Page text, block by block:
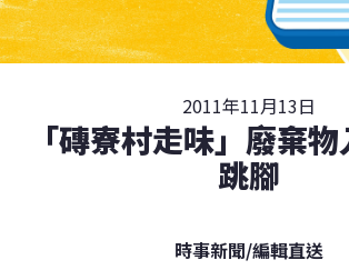
2011年11月13日
「磚寮村走味」廢棄
跳腳
時事新聞/編輯直送